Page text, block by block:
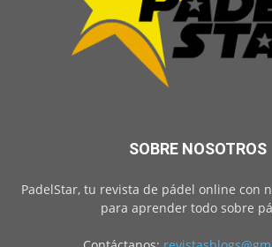
SOBRE NOSOTROS
PadelStar, tu revista de pádel online con
para aprender todo sobre